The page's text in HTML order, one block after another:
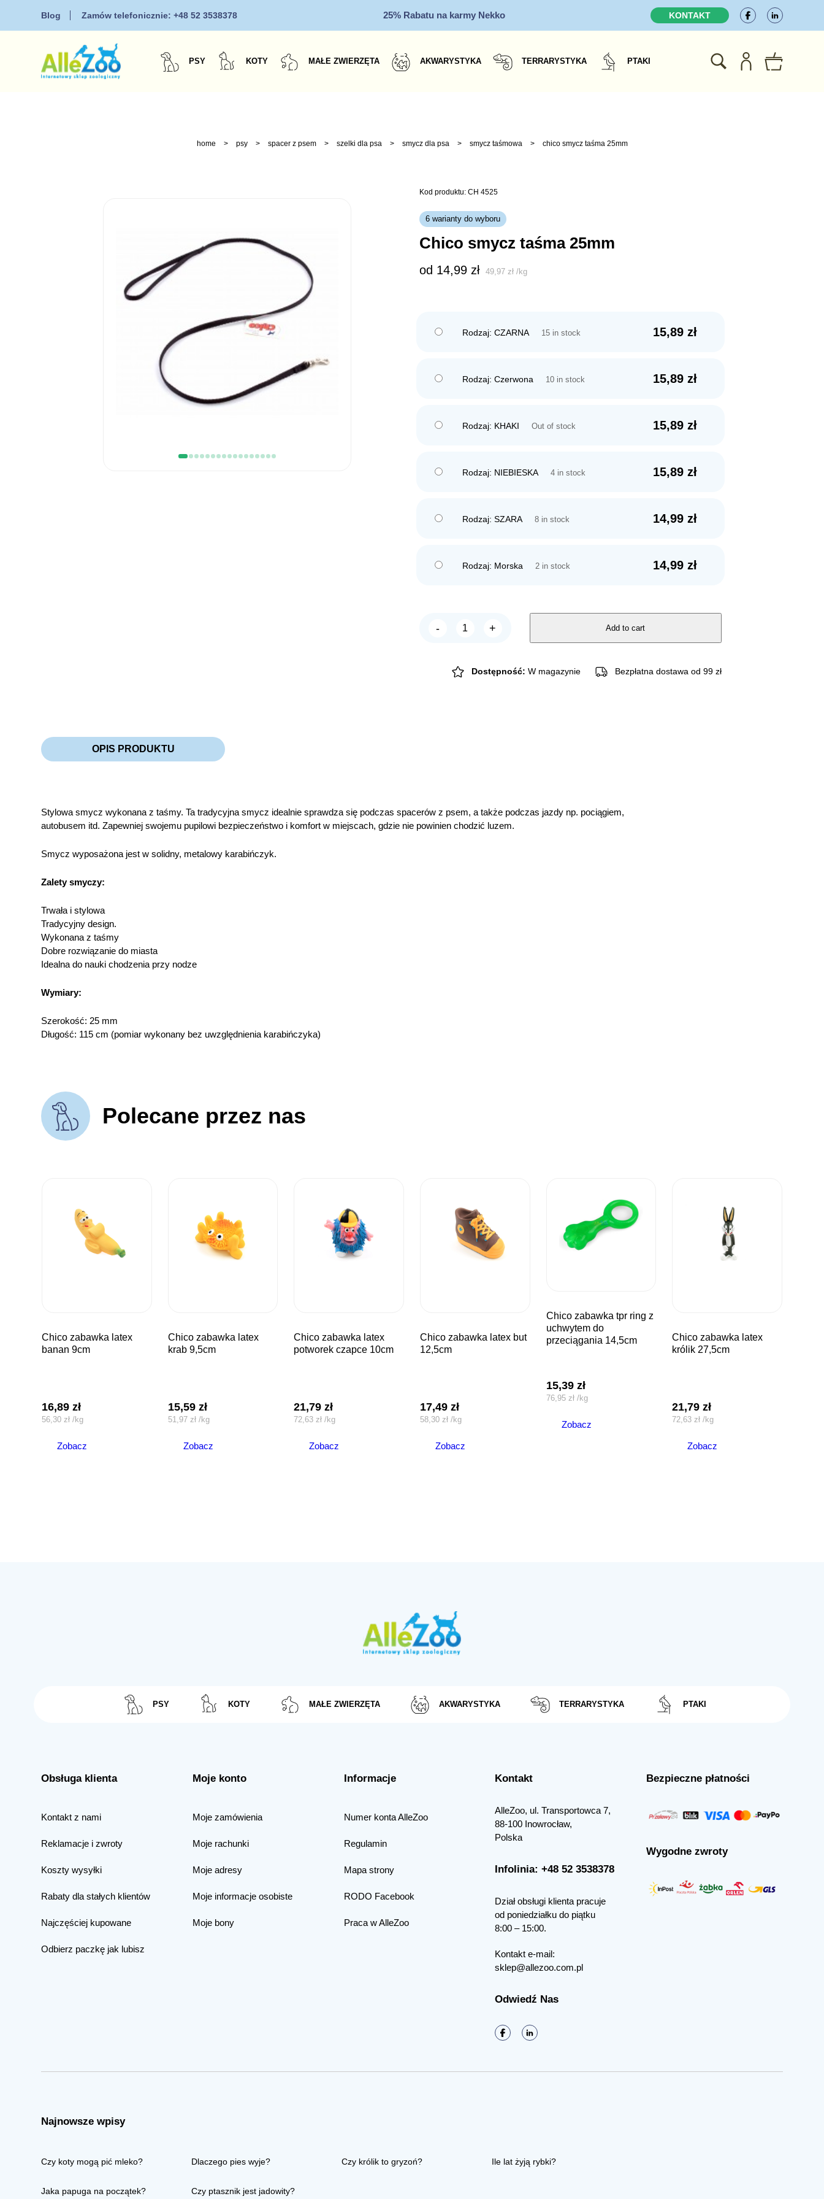
Blog Zamów telefonicznie:+48 52 3538378 25% Rabatu na karmy Nekko KONTAKT
PSY KOTY MAŁE ZWIERZĘTA AKWARYSTYKA TERRARYSTYKA PTAKI
home > psy > spacer z psem > szelki dla psa > smycz dla psa > smycz taśmowa > chico smycz taśma 25mm
Kod produktu: CH 4525
6 warianty do wyboru
chico smycz taśma 25mm
od 14,99 zł 49,97 zł /kg
Rodzaj: CZARNA 15,89 zł
15 in stock
Rodzaj: Czerwona 15,89 zł
10 in stock
Rodzaj: KHAKI 15,89 zł
Out of stock
Rodzaj: NIEBIESKA 15,89 zł
4 in stock
Rodzaj: SZARA 14,99 zł
8 in stock
Rodzaj: Morska 14,99 zł
2 in stock
-
Chico
quantity
+ Add to cart
Dostępność: W magazynie Bezpłatna dostawa od 99 zł
OPIS PRODUKTU
Stylowa smycz wykonana z taśmy. Ta tradycyjna smycz idealnie sprawdza się podczas spacerów z psem, a także podczas jazdy np. pociągiem,
autobusem itd. Zapewniej swojemu pupilowi bezpieczeństwo i komfort w miejscach, gdzie nie powinien chodzić luzem.
Smycz wyposażona jest w solidny, metalowy karabińczyk.
Zalety smyczy:
Trwała i stylowa
Tradycyjny design.
Wykonana z taśmy
Dobre rozwiązanie do miasta
Idealna do nauki chodzenia przy nodze
Wymiary:
Szerokość: 25 mm
Długość: 115 cm (pomiar wykonany bez uwzględnienia karabińczyka)
Polecane przez nas
chico zabawka latex
banan 9cm
16,89zł
56,30 zł /kg
Zobacz
chico zabawka latex
krab 9,5cm
15,59 zł
51,97 zł /kg
Zobacz
chico zabawka latex
potworek czapce 10cm
21,79zł
72,63 zł /kg
Zobacz
chico zabawka latex but
12,5cm
17,49 zł
58,30 zł /kg
Zobacz
chico zabawka tpr ring z
uchwytem do
przeciągania 14,5cm
15,39 zł
76,95 zł /kg
Zobacz
chico zabawka latex
królik 27,5cm
21,79zł
72,63 zł /kg
Zobacz
PSY KOTY MAŁE ZWIERZĘTA AKWARYSTYKA TERRARYSTYKA PTAKI
Obsługa klienta
Kontakt z nami
Reklamacje i zwroty
Koszty wysyłki
Rabaty dla stałych klientów
Najczęściej kupowane
Odbierz paczkę jak lubisz
Moje konto
Moje zamówienia
Moje rachunki
Moje adresy
Moje informacje osobiste
Moje bony
Informacje
Numer konta AlleZoo
Regulamin
Mapa strony
RODO Facebook
Praca w AlleZoo
Kontakt
AlleZoo, ul. Transportowca 7,
88-100 Inowrocław,
Polska
Infolinia: +48 52 3538378
Dział obsługi klienta pracuje
od poniedziałku do piątku
8:00 – 15:00.
Kontakt e-mail:
sklep@allezoo.com.pl
Odwiedź Nas
Bezpieczne płatności
Wygodne zwroty
Najnowsze wpisy
Czy koty mogą pić mleko? Dlaczego pies wyje? Czy królik to gryzoń? Ile lat żyją rybki?
Jaka papuga na początek? Czy ptasznik jest jadowity?